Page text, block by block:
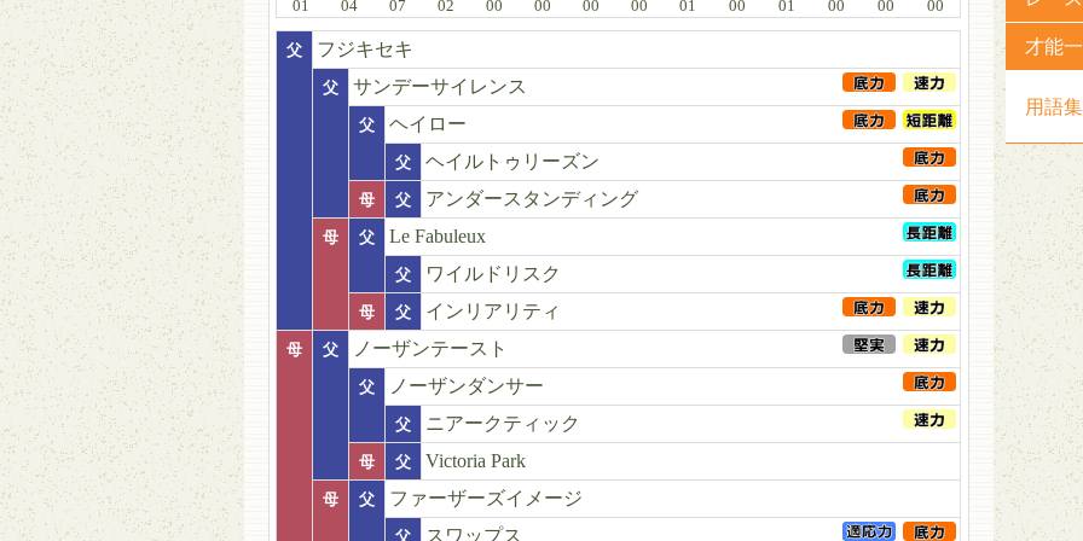
01 04 07 02 00 00 00 00 01 00 01 00 00 00
父 フジキセキ
父 サンデーサイレンス
父 ヘイロー
父 ヘイルトゥリーズン
母 父 アンダースタンディング
母 父 Le Fabuleux
父 ワイルドリスク
母 父 インリアリティ
母 父 ノーザンテースト
父 ノーザンダンサー
父 ニアークティック
母 父 Victoria Park
母 父 ファーザーズイメージ
父 スワップス
才能
用語集